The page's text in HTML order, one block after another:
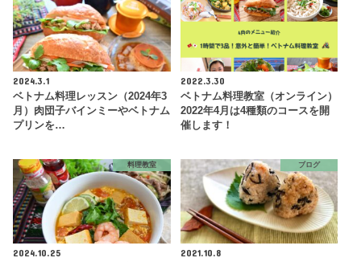
2024.3.1
ベトナム料理レッスン（2024年3
月）肉団子バインミーやベトナム
プリンを…
2022.3.30
ベトナム料理教室（オンライン）
2022年4月は4種類のコースを開
催します！
料理教室
2024.10.25
ブログ
2021.10.8